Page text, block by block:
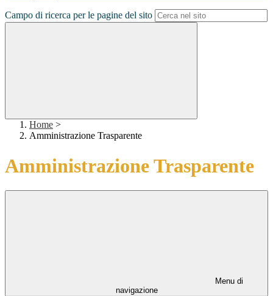
Campo di ricerca per le pagine del sito
Home >
Amministrazione Trasparente
Amministrazione Trasparente
Menu di
navigazione